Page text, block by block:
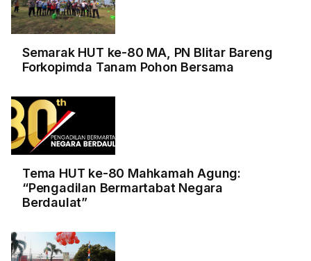
Semarak HUT ke-80 MA, PN Blitar Bareng
Forkopimda Tanam Pohon Bersama
Tema HUT ke-80 Mahkamah Agung:
“Pengadilan Bermartabat Negara
Berdaulat”